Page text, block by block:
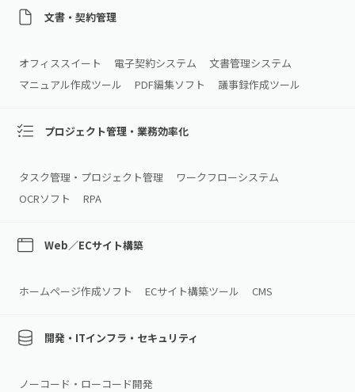
文書・契約管理
オフィススイート 電子契約システム
文書管理システム
マニュアル作成ツール
PDF編集ソフト 議事録作成ツール
プロジェクト管理・業務効率化
タスク管理・プロジェクト管理
ワークフローシステム
OCRソフト
RPA
Web／ECサイト構築
ホームページ作成ソフト ECサイト構築ツール CMS
開発・ITインフラ・セキュリティ
ノーコード・ローコード開発